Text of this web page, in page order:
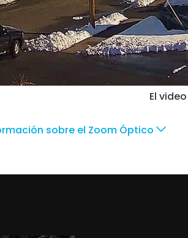
El
sobre el Zoom Óptico